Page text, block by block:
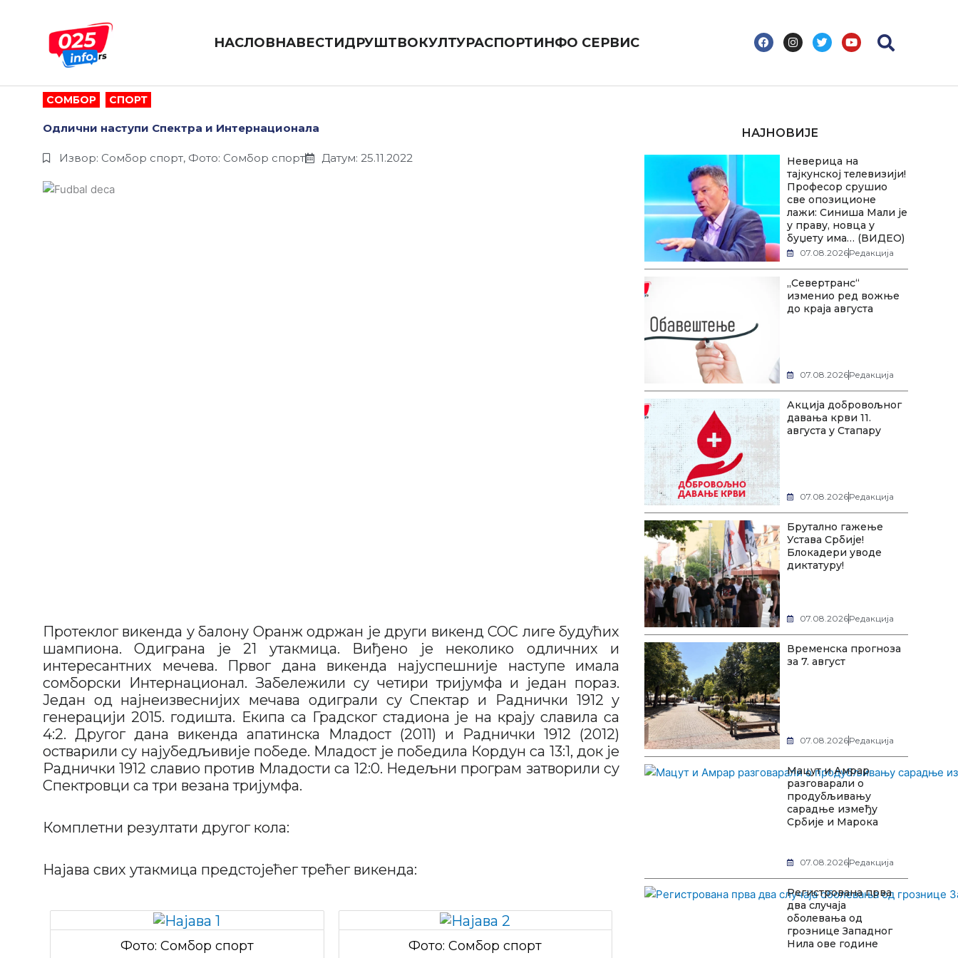
НАСЛОВНАВЕСТИДРУШТВОКУЛТУРАСПОРТИНФО СЕРВИС F
a
o
I
n
g
T
w
e
Y
o
b
СОМБОР СПОРТ
Одлични наступи Спектра и Интернационала
Извор: Сомбор спорт, Фото: Сомбор спорт Датум: 25.11.2022
Протеклог викенда у балону Оранж одржан је други викенд СОС лиге будућих
шампиона. Одиграна је 21 утакмица. Виђено је неколико одличних и
интересантних мечева. Првог дана викенда најуспешније наступе имала
сомборски Интернационал. Забележили су четири тријумфа и један пораз.
Један од најнеизвеснијих мечава одиграли су Спектар и Раднички 1912 у
генерацији 2015. годишта. Екипа са Градског стадиона је на крају славила са
4:2. Другог дана викенда апатинска Младост (2011) и Раднички 1912 (2012)
остварили су најубедљивије победе. Младост је победила Кордун са 13:1, док је
Раднички 1912 славио против Младости са 12:0. Недељни програм затворили су
Спектровци са три везана тријумфа.
Комплетни резултати другог кола:
Најава свих утакмица предстојећег трећег викенда:
Фото: Сомбор спорт Фото: Сомбор спорт
НАЈНОВИЈЕ
Неверица на
тајкунској телевизији!
Професор срушио
све опозиционе
лажи: Синиша Мали је
у праву, новца у
буџету има… (ВИДЕО)
07.08.2026Редакција
„Севертранс“
изменио ред вожње
до краја августа
07.08.2026Редакција
Акција добровољног
давања крви 11.
августа у Стапару
07.08.2026Редакција
Брутално гажење
Устава Србије!
Блокадери уводе
диктатуру!
07.08.2026Редакција
Временска прогноза
за 7. август
07.08.2026Редакција
Мацут и Амрар
разговарали о
продубљивању
сарадње између
Србије и Марока
07.08.2026Редакција
Регистрована прва
два случаја
оболевања од
грознице Западног
Нила ове године